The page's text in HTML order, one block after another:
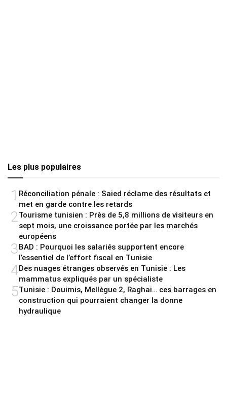
Les plus populaires
1 Réconciliation pénale : Saied réclame des résultats et
met en garde contre les retards
2Tourisme tunisien : Près de 5,8 millions de visiteurs en
sept mois, une croissance portée par les marchés
européens
3 BAD : Pourquoi les salariés supportent encore
l’essentiel de l’effort fiscal en Tunisie
4Des nuages étranges observés en Tunisie : Les
mammatus expliqués par un spécialiste
5Tunisie : Douimis, Mellègue 2, Raghai… ces barrages en
construction qui pourraient changer la donne
hydraulique